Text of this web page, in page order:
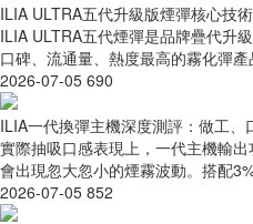
ILIA ULTRA五代升級版煙彈核心技
ILIA ULTRA五代煙彈是品牌疊代升
口碑、流通量、熱度最高的霧化彈
2026-07-05 690
ILIA一代換彈主機深度測評：做工
實際抽吸口感表現上，一代主機輸
會出現忽大忽小的煙霧波動。搭配
2026-07-05 852